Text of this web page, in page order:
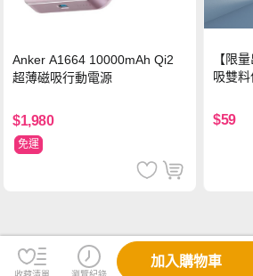
Anker A1664 10000mAh Qi2
超薄磁吸行動電源
$1,980
免運
【限
吸雙料
$59
加入購物車